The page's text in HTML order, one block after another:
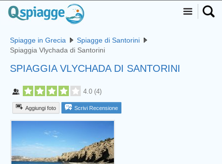
Spiagge in Grecia
Spiagge di Santorini
Spiaggia Vlychada di Santorini
SPIAGGIA VLYCHADA DI SANTORINI
4.0 (4)
Aggiungi foto Scrivi Recensione